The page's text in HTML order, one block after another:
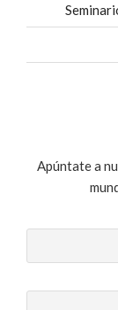
Apúntate a